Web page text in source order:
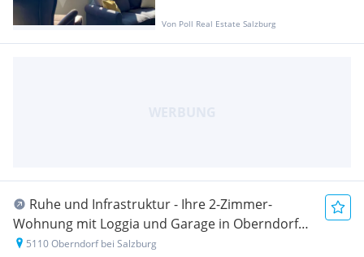
Von Poll Real Estate Salzburg
Ruhe und Infrastruktur - Ihre 2-Zimmer-
Wohnung mit Loggia und Garage in Oberndorfer
Bestlage, Zweitwohnsitz erlaubt!
5110 Oberndorf bei Salzburg